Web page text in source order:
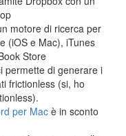
motore di ricerca per
(iOS e Mac), iTunes
Store
permette di generare i
frictionless (si, ho
per Mac è in sconto